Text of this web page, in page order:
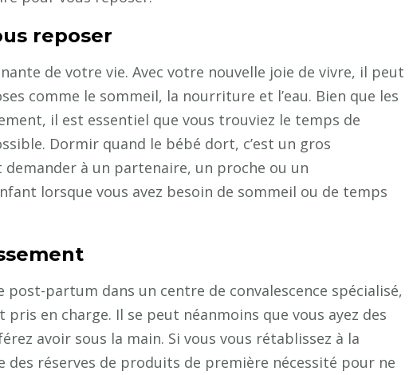
reposer
de votre vie. Avec votre nouvelle joie de vivre, il peut
comme le sommeil, la nourriture et l’eau. Bien que les
il est essentiel que vous trouviez le temps de
Dormir quand le bébé dort, c’est un gros
à un partenaire, un proche ou un
lorsque vous avez besoin de sommeil ou de temps
post-partum dans un centre de convalescence spécialisé,
en charge. Il se peut néanmoins que vous ayez des
avoir sous la main. Si vous vous rétablissez à la
réserves de produits de première nécessité pour ne